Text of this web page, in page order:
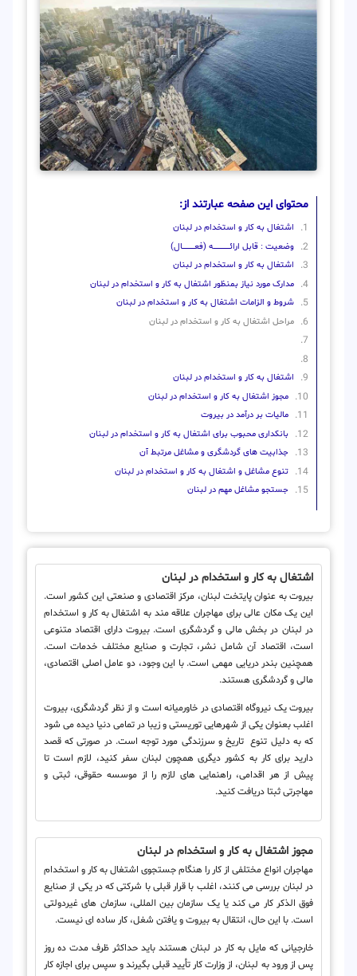
محتوای این صفحه عبارتند از:
اشتغال به کار و استخدام در لبنان
وضعیت : قابل ارائــــــــــــــــــــه (فعـــــــــــــــال)
اشتغال به کار و استخدام در لبنان
مدارک مورد نیاز بمنظور اشتغال به کار و استخدام در لبنان
شروط و الزامات اشتغال به کار و استخدام در لبنان
مراحل اشتغال به کار و استخدام در لبنان
اشتغال به کار و استخدام در لبنان
مجوز اشتغال به کار و استخدام در لبنان
مالیات بر درآمد در بیروت
بانکداری محبوب برای اشتغال به کار و استخدام در لبنان
جذابیت های گردشگری و مشاغل مرتبط آن
تنوع مشاغل و اشتغال به کار و استخدام در لبنان
جستجو مشاغل مهم در لبنان
اشتغال به کار و استخدام در لبنان
بیروت به عنوان پایتخت لبنان، مرکز اقتصادی و صنعتی این کشور است.
این یک مکان عالی برای مهاجران علاقه مند به اشتغال به کار و استخدام
در لبنان در بخش مالی و گردشگری است. بیروت دارای اقتصاد متنوعی
است، اقتصاد آن شامل نشر، تجارت و صنایع مختلف خدمات است.
همچنین بندر دریایی مهمی است. با این وجود، دو عامل اصلی اقتصادی،
مالی و گردشگری هستند.
بیروت یک نیروگاه اقتصادی در خاورمیانه است و از نظر گردشگری، بیروت
اغلب بعنوان یکی از شهرهایی توریستی و زیبا در تمامی دنیا دیده می شود
که به دلیل تنوع تاریخ و سرزندگی مورد توجه است. در صورتی که قصد
دارید برای کار به کشور دیگری همچون لبنان سفر کنید، لازم است تا
پیش از هر اقدامی، راهنمایی های لازم را از موسسه حقوقی، ثبتی و
مهاجرتی ثبتا دریافت کنید.
مجوز اشتغال به کار و استخدام در لبنان
مهاجران انواع مختلفی از کار را هنگام جستجوی اشتغال به کار و استخدام
در لبنان بررسی می کنند، اغلب با قرار قبلی با شرکتی که در یکی از صنایع
فوق الذکر کار می کند یا یک سازمان بین المللی، سازمان های غیردولتی
است. با این حال، انتقال به بیروت و یافتن شغل، کار ساده ای نیست.
خارجیانی که مایل به کار در لبنان هستند باید حداکثر ظرف مدت ده روز
پس از ورود به لبنان، از وزارت کار تأیید قبلی بگیرند و سپس برای اجازه کار